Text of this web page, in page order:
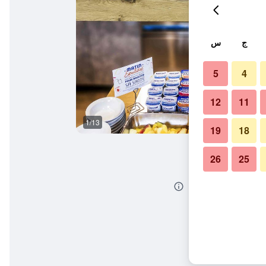
1/13
ج س
4
5
11
12
18
19
25
26